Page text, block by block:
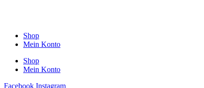
Shop
Mein Konto
Shop
Mein Konto
Facebook Instagram